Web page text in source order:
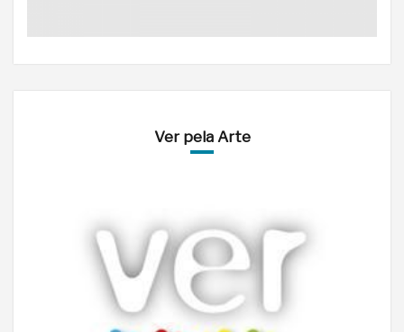
Ver pela Arte